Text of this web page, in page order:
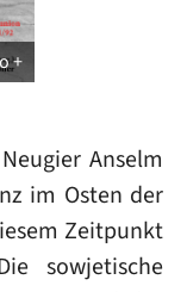
Anselm
im Osten der
Zeitpunkt
sowjetische